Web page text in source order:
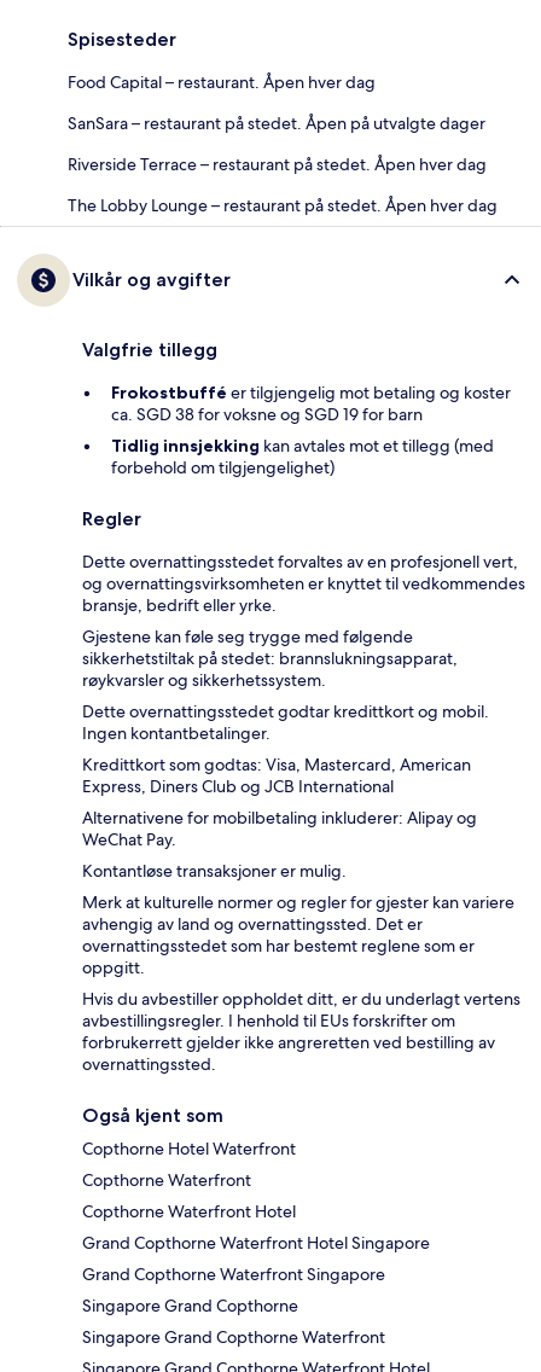
Spisesteder
Food Capital – restaurant. Åpen hver dag
SanSara – restaurant på stedet. Åpen på utvalgte dager
Riverside Terrace – restaurant på stedet. Åpen hver dag
The Lobby Lounge – restaurant på stedet. Åpen hver dag
Vilkår og avgifter
Valgfrie tillegg
Frokostbuffé er tilgjengelig mot betaling og koster
ca. SGD 38 for voksne og SGD 19 for barn
Tidlig innsjekking kan avtales mot et tillegg (med
forbehold om tilgjengelighet)
Regler
Dette overnattingsstedet forvaltes av en profesjonell vert,
og overnattingsvirksomheten er knyttet til vedkommendes
bransje, bedrift eller yrke.
Gjestene kan føle seg trygge med følgende
sikkerhetstiltak på stedet: brannslukningsapparat,
røykvarsler og sikkerhetssystem.
Dette overnattingsstedet godtar kredittkort og mobil.
Ingen kontantbetalinger.
Kredittkort som godtas: Visa, Mastercard, American
Express, Diners Club og JCB International
Alternativene for mobilbetaling inkluderer: Alipay og
WeChat Pay.
Kontantløse transaksjoner er mulig.
Merk at kulturelle normer og regler for gjester kan variere
avhengig av land og overnattingssted. Det er
overnattingsstedet som har bestemt reglene som er
oppgitt.
Hvis du avbestiller oppholdet ditt, er du underlagt vertens
avbestillingsregler. I henhold til EUs forskrifter om
forbrukerrett gjelder ikke angreretten ved bestilling av
overnattingssted.
Også kjent som
Copthorne Hotel Waterfront
Copthorne Waterfront
Copthorne Waterfront Hotel
Grand Copthorne Waterfront Hotel Singapore
Grand Copthorne Waterfront Singapore
Singapore Grand Copthorne
Singapore Grand Copthorne Waterfront